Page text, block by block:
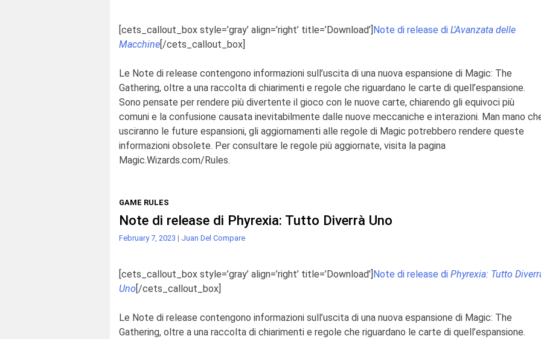
[cets_callout_box style=’gray’ align=’right’ title=’Download’] Note di release di L’Avanzata delle
Macchine [/cets_callout_box]
Le Note di release contengono informazioni sull’uscita di una nuova espansione di Magic: The
Gathering, oltre a una raccolta di chiarimenti e regole che riguardano le carte di quell’espansione.
Sono pensate per rendere più divertente il gioco con le nuove carte, chiarendo gli equivoci più
comuni e la confusione causata inevitabilmente dalle nuove meccaniche e interazioni. Man mano
usciranno le future espansioni, gli aggiornamenti alle regole di Magic potrebbero rendere queste
informazioni obsolete. Per consultare le regole più aggiornate, visita la pagina
Magic.Wizards.com/Rules.
GAME RULES
Note di release di Phyrexia: Tutto Diverrà Uno
February 7, 2023 | Juan Del Compare
[cets_callout_box style=’gray’ align=’right’ title=’Download’] Note di release di Phyrexia: Tutto
Uno [/cets_callout_box]
Le Note di release contengono informazioni sull’uscita di una nuova espansione di Magic: The
Gathering, oltre a una raccolta di chiarimenti e regole che riguardano le carte di quell’espansione.